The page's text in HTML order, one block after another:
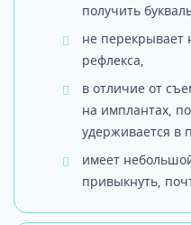
получить
не перекрывает
рефлекса,
в отличие от
на имплантах,
удерживается в
имеет
привыкнуть,